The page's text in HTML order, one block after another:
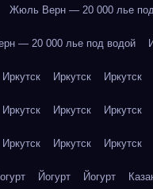
Жюль Верн — 20 000 лье
— 20 000 лье под водой
Иркутск Иркутск Иркутск
Иркутск Иркутск Иркутск
Иркутск Иркутск Иркутск
Йогурт Йогурт